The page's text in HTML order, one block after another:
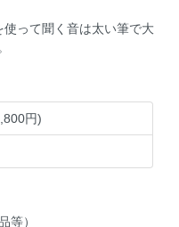
って聞く音は太い筆で大
円)
等）